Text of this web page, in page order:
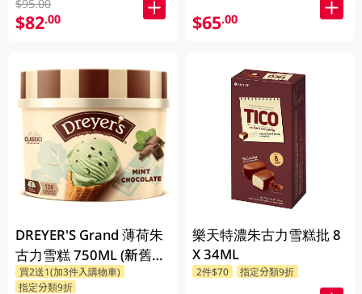
$95.00
$82.00
DREYER'S Grand 薄荷朱
古力雪糕 750ML (新舊包
裝隨機發貨)
買2送1(加3件入購物車)
指定分類9折
$65.00
樂天特濃朱古力雪糕批 8
X 34ML
2件$70 指定分類9折